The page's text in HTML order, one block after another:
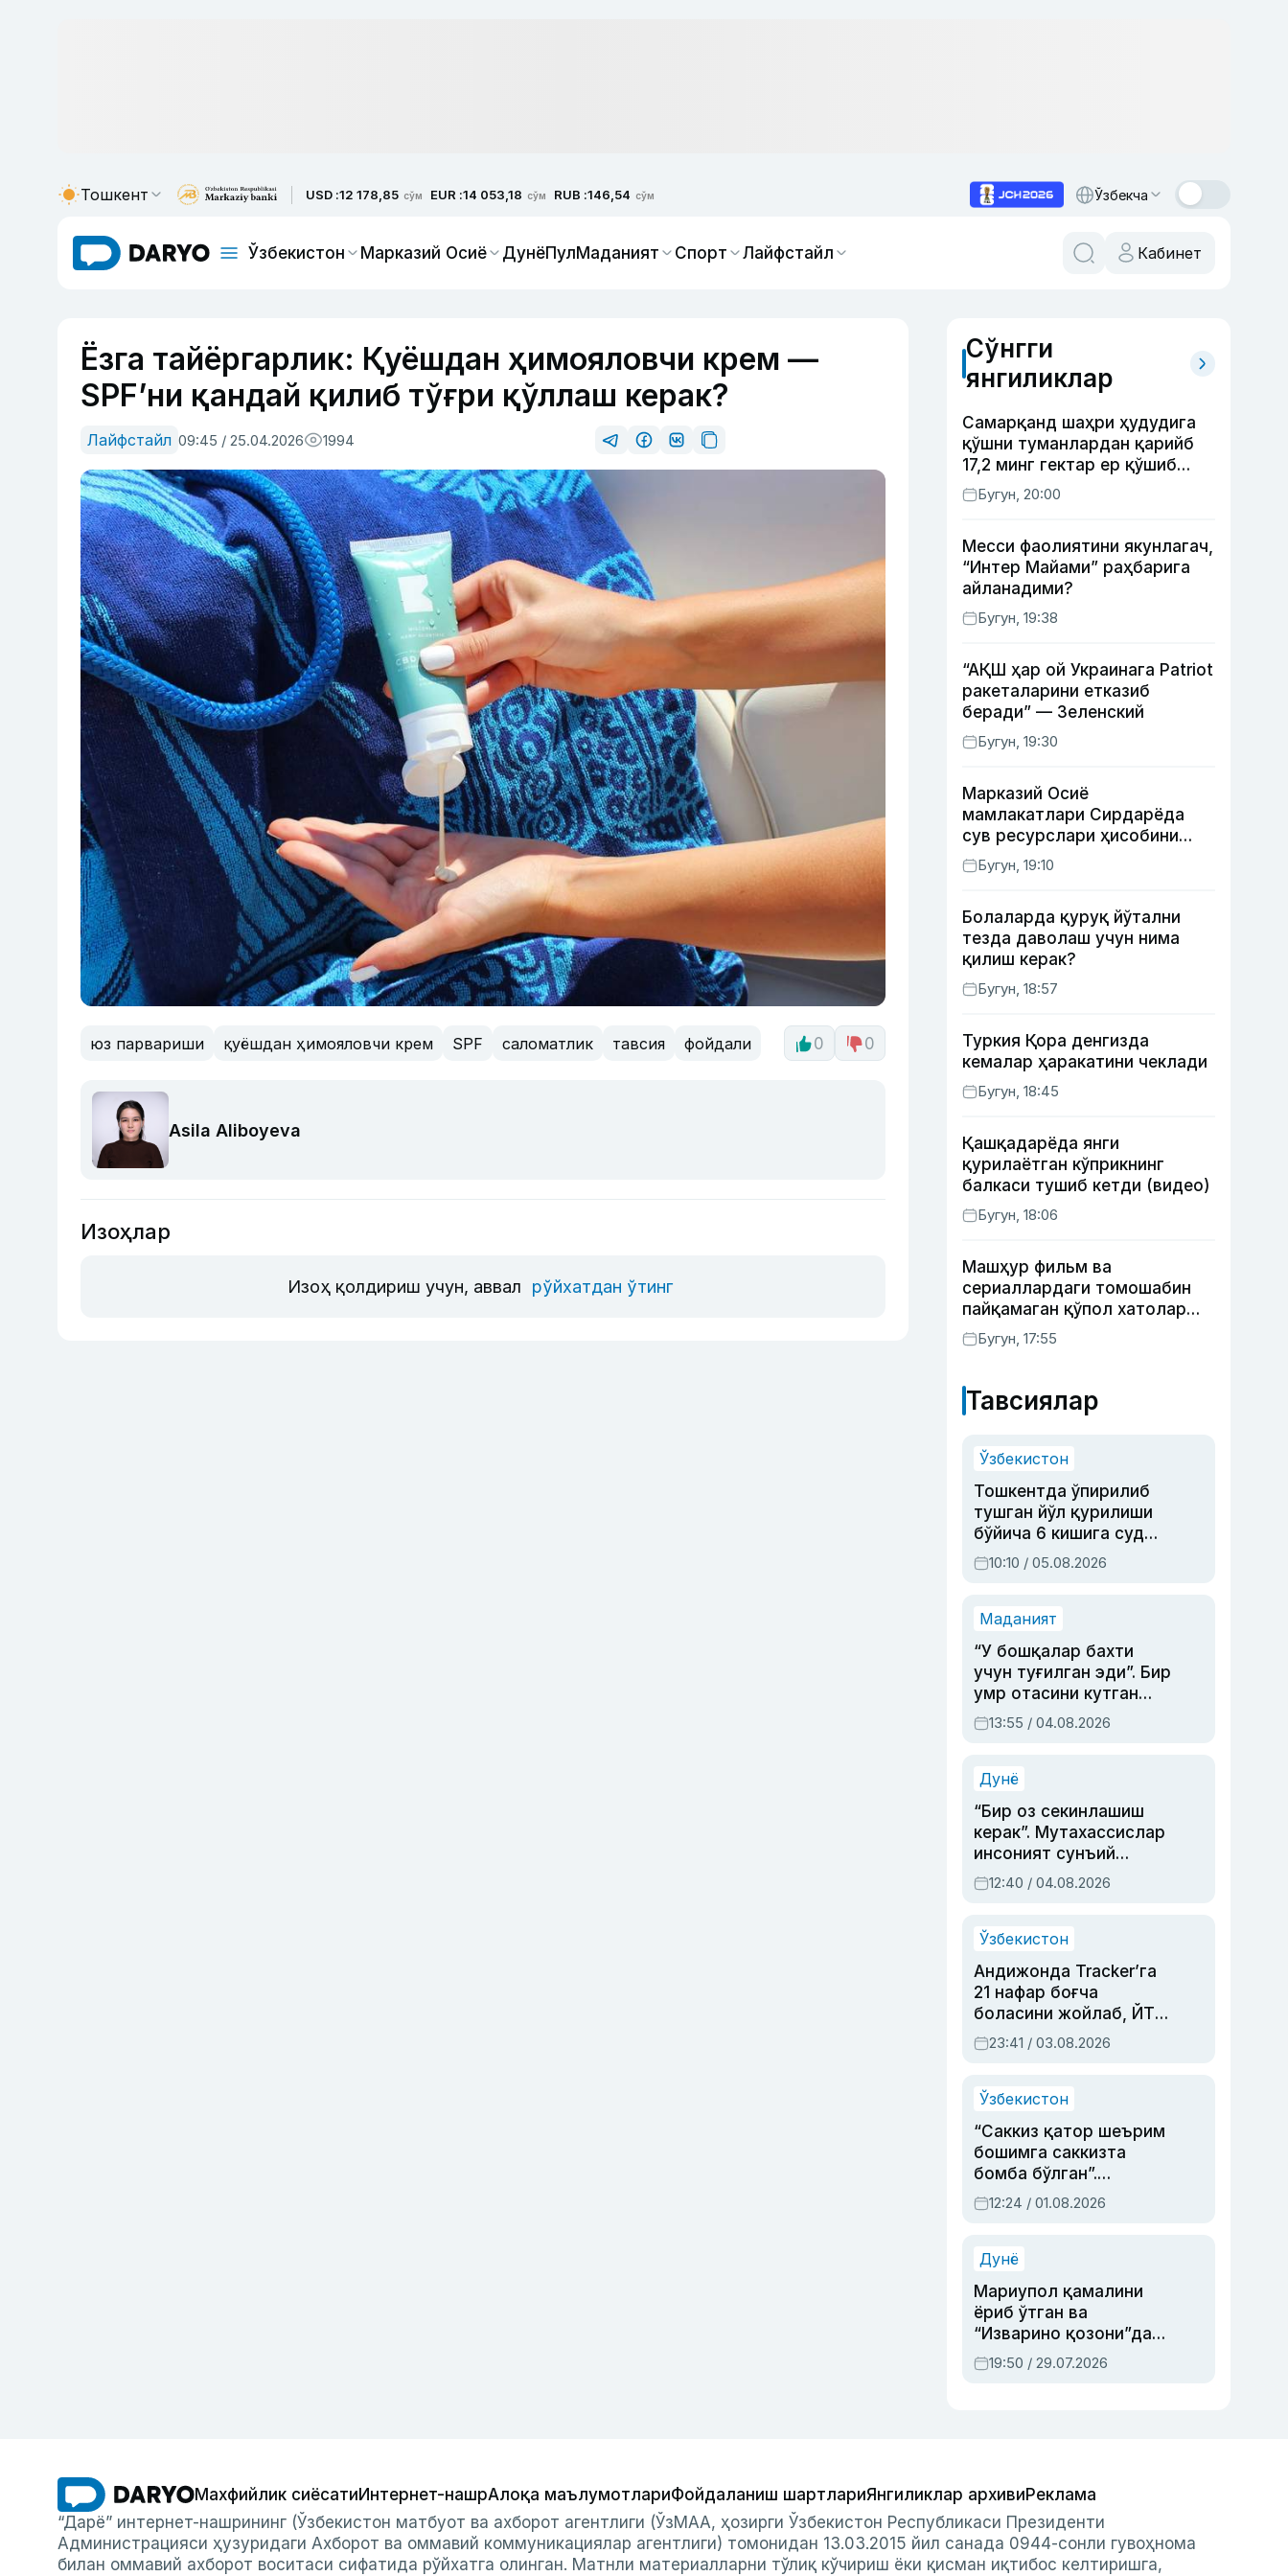
Тошкент USD :12 178,85 сўм EUR :14 053,18 сўм RUB :146,54 сўм Ўзбекча
Ўзбекистон Марказий Осиё ДунёПулМаданият Спорт Лайфстайл Кабинет
Ёзга тайёргарлик: Қуёшдан ҳимояловчи крем —
SPF’ни қандай қилиб тўғри қўллаш керак?
Лайфстайл 09:45 / 25.04.2026 1994
юз парвариши қуёшдан ҳимояловчи крем SPF саломатлик тавсия фойдали 0 0
Asila Aliboyeva
Изоҳлар
Изоҳ қолдириш учун, аввал рўйхатдан ўтинг
Сўнгги
янгиликлар
Самарқанд шаҳри ҳудудига
қўшни туманлардан қарийб
17,2 минг гектар ер қўшиб
берилади
Бугун, 20:00
Месси фаолиятини якунлагач,
“Интер Майами” раҳбарига
айланадими?
Бугун, 19:38
“АҚШ ҳар ой Украинага Patriot
ракеталарини етказиб
беради” — Зеленский
Бугун, 19:30
Марказий Осиё
мамлакатлари Сирдарёда
сув ресурслари ҳисобини
автоматлаштириш режасини
ишлаб чиқишни маъқуллади
Бугун, 19:10
Болаларда қуруқ йўтални
тезда даволаш учун нима
қилиш керак?
Бугун, 18:57
Туркия Қора денгизда
кемалар ҳаракатини чеклади
Бугун, 18:45
Қашқадарёда янги
қурилаётган кўприкнинг
балкаси тушиб кетди (видео)
Бугун, 18:06
Машҳур фильм ва
сериаллардаги томошабин
пайқамаган қўпол хатолар
(фото)
Бугун, 17:55
Тавсиялар
Ўзбекистон
Тошкентда ўпирилиб
тушган йўл қурилиши
бўйича 6 кишига суд
ҳукми ўқилди
10:10 / 05.08.2026
Маданият
“У бошқалар бахти
учун туғилган эди”. Бир
умр отасини кутган
актриса ва дубльяж
устаси Римма
синовларга тўла ҳаёти
13:55 / 04.08.2026
Дунё
“Бир оз секинлашиш
керак”. Мутахассислар
инсоният сунъий
интеллектни бошқара
олмай қолишидан
12:40 / 04.08.2026
Ўзбекистон
Андижонда Tracker’га
21 нафар боғча
боласини жойлаб, ЙТҲ
содир этган аёлга суд
ҳукми ўқилди
23:41 / 03.08.2026
Ўзбекистон
“Саккиз қатор шеърим
бошимга саккизта
бомба бўлган”.
Абдулла Ориповни
сиёсий айбловлардан
12:24 / 01.08.2026
Дунё
Мариупол қамалини
ёриб ўтган ва
“Изварино қозони”дан
чиққан қаҳрамон —
Украина армияси бош
19:50 / 29.07.2026
Махфийлик сиёсатиИнтернет-нашрАлоқа маълумотлариФойдаланиш шартлариЯнгиликлар архивиРеклама
“Дарё” интернет-нашрининг (Ўзбекистон матбуот ва ахборот агентлиги (ЎзМАА, ҳозирги Ўзбекистон Республикаси Президенти
Администрацияси ҳузуридаги Ахборот ва оммавий коммуникациялар агентлиги) томонидан 13.03.2015 йил санада 0944-сонли гувоҳнома
билан оммавий ахборот воситаси сифатида рўйхатга олинган. Матнли материалларни тўлиқ кўчириш ёки қисман иқтибос келтиришга,